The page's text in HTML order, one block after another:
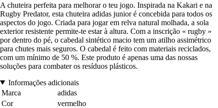
A chuteira perfeita para melhorar o teu jogo. Inspirada na Kakari e na
Rugby Predator, esta chuteira adidas junior é concebida para todos os
aspectos do jogo. Criada para jogar em relva natural molhada, a sola
exterior resistente permite-te estar à altura. Com a inscrição « rugby »
por dentro do pé, o cabedal sintético macio tem um atilho assimétrico
para chutes mais seguros. O cabedal é feito com materiais reciclados,
com um mínimo de 50 %. Este produto é apenas uma das nossas
soluções para combater os resíduos plásticos.
Informações adicionais
Marca
adidas
Cor
vermelho